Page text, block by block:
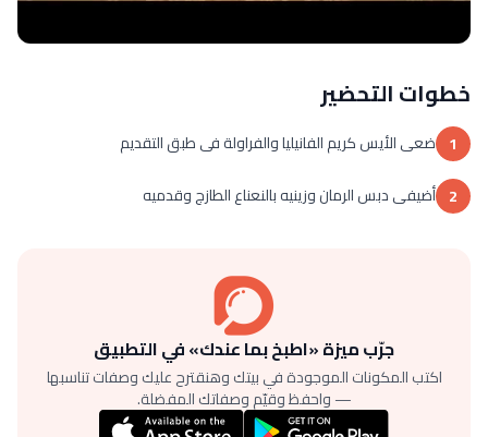
خطوات التحضير
1 ضعى الأيس كريم الفانيليا والفراولة فى طبق التقديم
2 أضيفى دبس الرمان وزينيه بالنعناع الطازج وقدميه
جرّب ميزة «اطبخ بما عندك» في التطبيق
اكتب المكونات الموجودة في بيتك وهنقترح عليك وصفات تناسبها
— واحفظ وقيّم وصفاتك المفضلة.